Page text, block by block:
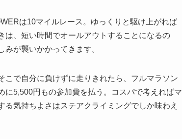
は10マイルレース。ゆっくりと駆け上がれば
は、短い時間でオールアウトすることになるの
が襲いかかってきます。
で自分に負けずに走りきれたら、フルマラソン
5,500円もの参加費を払う。コスパで考えればマ
気持ちよさはステアクライミングでしか味わえ